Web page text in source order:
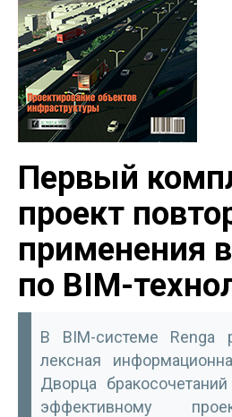
Первый
проект
применения
по BIM-
В BIM-системе Renga
лексная
Дворца
эффективному